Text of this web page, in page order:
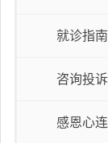
就诊指南
咨询投诉
感恩心